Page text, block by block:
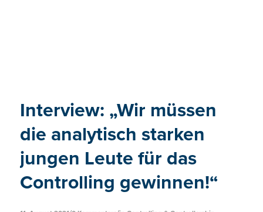
Interview: „Wir müssen
die analytisch starken
jungen Leute für das
Controlling gewinnen!“